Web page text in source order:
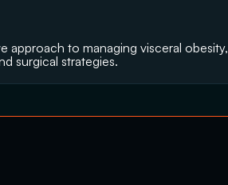
to managing visceral obesity,
surgical strategies.